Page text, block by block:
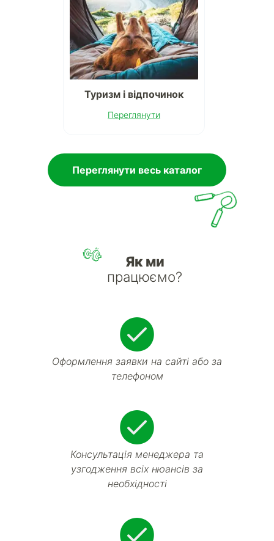
Туризм і відпочинок
Переглянути
Переглянути весь каталог
Як ми
працюємо?
Оформлення заявки на сайті або за
телефоном
Консультація менеджера та
узгодження всіх нюансів за
необхідності